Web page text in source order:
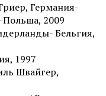
Германия-
2009
Бельгия,
1997
Швайгер,